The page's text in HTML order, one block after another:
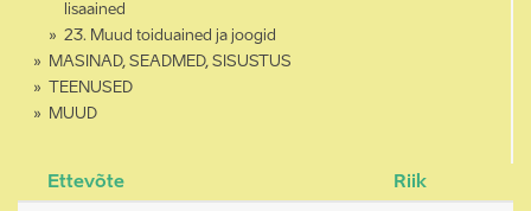
lisaained
23. Muud toiduained ja joogid
MASINAD, SEADMED, SISUSTUS
TEENUSED
MUUD
Ettevõte Riik